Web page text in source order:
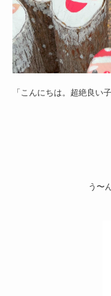
「こんにちは。超絶良い
う〜